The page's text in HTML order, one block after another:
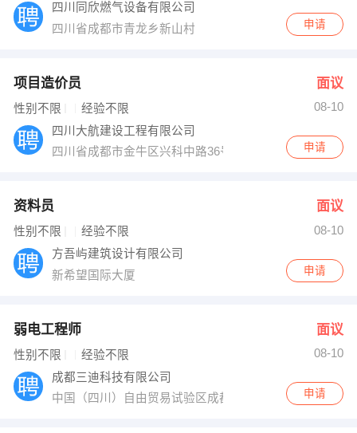
四川同欣燃气设备有限公司
四川省成都市青龙乡新山村
申请
项目造价员 面议
性别不限 经验不限
08-10
四川大航建设工程有限公司
四川省成都市金牛区兴科中路36号西物之芯705室申请
资料员 面议
性别不限 经验不限
08-10
方吾屿建筑设计有限公司
新希望国际大厦
申请
弱电工程师 面议
性别不限 经验不限
08-10
成都三迪科技有限公司
中国（四川）自由贸易试验区成都高新区天仁路387号3
申请